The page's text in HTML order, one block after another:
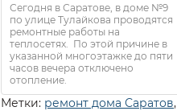
Сегодня в Саратове, в доме №9
по улице Тулайкова проводятся
ремонтные работы на
теплосетях. По этой причине в
указанной многоэтажке до пяти
часов вечера отключено
отопление.
Метки: ремонт дома Саратов,